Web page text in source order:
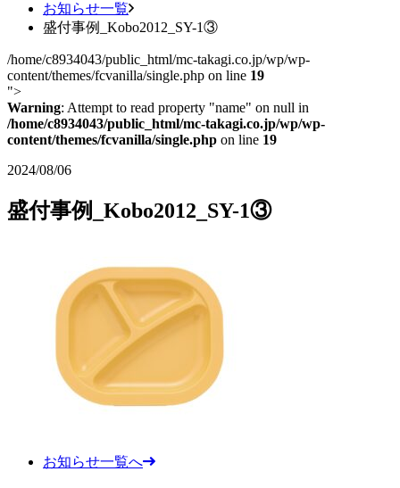
お知らせ一覧
盛付事例_Kobo2012_SY-1③
/home/c8934043/public_html/mc-takagi.co.jp/wp/wp-
content/themes/fcvanilla/single.php on line 19
">
Warning: Attempt to read property "name" on null in
/home/c8934043/public_html/mc-takagi.co.jp/wp/wp-
content/themes/fcvanilla/single.php on line 19
2024/08/06
盛付事例_Kobo2012_SY-1③
お知らせ一覧へ